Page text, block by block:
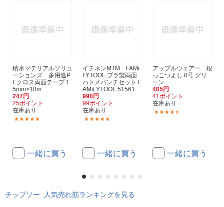
積水マテリアルソリュ
ーションズ 多用途P
Eクロス両面テープ 1
5mm×10m
247円
25ポイント
在庫あり
一緒に買う
イチネンMTM FAMi
LYTOOL プラ製両面
ハトメパンチセット F
AMiLYTOOL 51561
990円
99ポイント
在庫あり
一緒に買う
アップルウェアー 根
っこつよし 8号 グリ
ーン
405円
41ポイント
在庫あり
一緒に買う
チップソー 人気売れ筋ランキングを見る